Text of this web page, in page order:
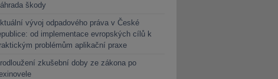
škody
vývoj odpadového práva v České
od implementace evropských cílů k
problémům aplikační praxe
zkušební doby ze zákona po